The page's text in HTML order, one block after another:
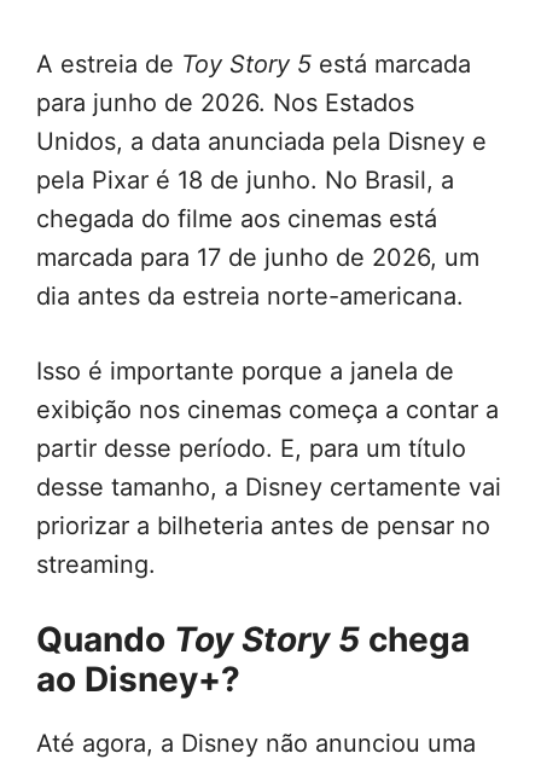
A estreia de Toy Story 5 está marcada
para junho de 2026. Nos Estados
Unidos, a data anunciada pela Disney e
pela Pixar é 18 de junho. No Brasil, a
chegada do filme aos cinemas está
marcada para 17 de junho de 2026, um
dia antes da estreia norte-americana.
Isso é importante porque a janela de
exibição nos cinemas começa a contar a
partir desse período. E, para um título
desse tamanho, a Disney certamente vai
priorizar a bilheteria antes de pensar no
streaming.
Quando Toy Story 5 chega
ao Disney+?
Até agora, a Disney não anunciou uma